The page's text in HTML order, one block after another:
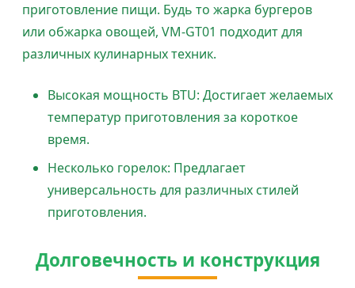
приготовление пищи. Будь то жарка бургеров
или обжарка овощей, VM-GT01 подходит для
различных кулинарных техник.
Высокая мощность BTU: Достигает желаемых
температур приготовления за короткое
время.
Несколько горелок: Предлагает
универсальность для различных стилей
приготовления.
Долговечность и конструкция